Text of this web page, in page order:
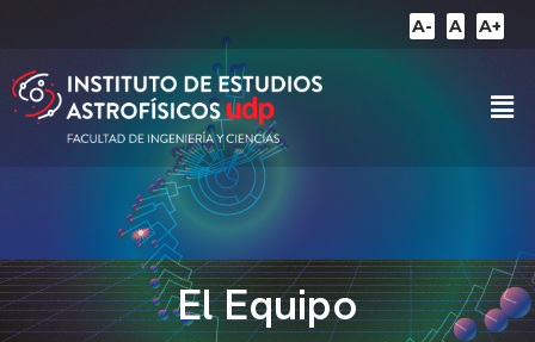
A- A A+
El Equipo